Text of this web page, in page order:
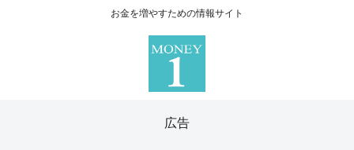
お金を増やすための情報サイト
広告